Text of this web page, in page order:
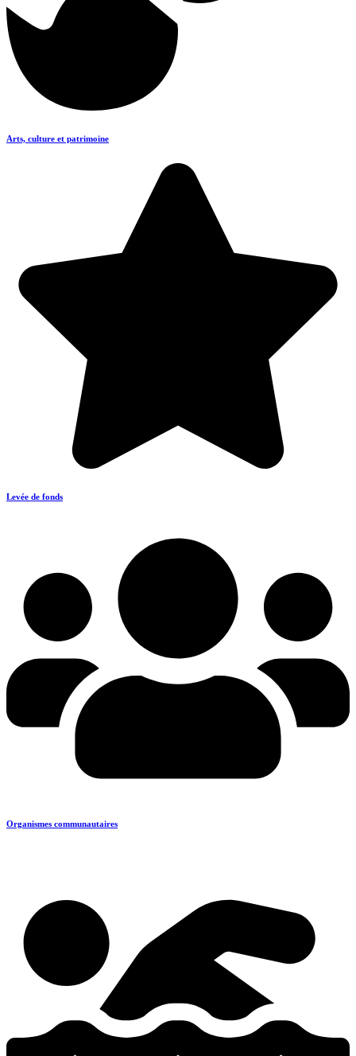
Arts, culture et patrimoine
Levée de fonds
Organismes communautaires